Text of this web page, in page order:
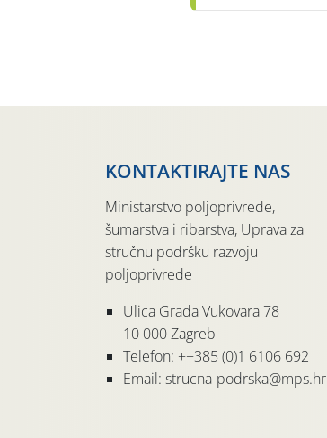
KONTAKTIRAJTE NAS
Ministarstvo poljoprivrede,
šumarstva i ribarstva, Uprava za
stručnu podršku razvoju
poljoprivrede
Ulica Grada Vukovara 78
10 000 Zagreb
Telefon: ++385 (0)1 6106 692
Email: strucna-podrska@mps.hr